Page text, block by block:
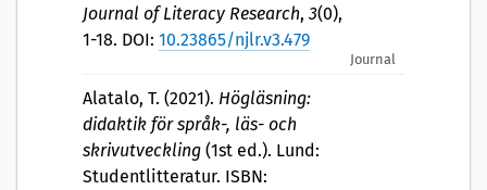
Journal of Literacy Research, 3(0),
1-18. DOI: 10.23865/njlr.v3.479
Journal
Alatalo, T. (2021). Högläsning:
didaktik för språk-, läs- och
skrivutveckling (1st ed.). Lund:
Studentlitteratur. ISBN: